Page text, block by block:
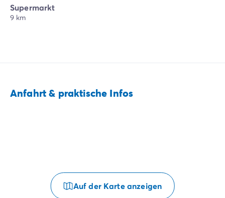
Supermarkt
9 km
Anfahrt & praktische Infos
Auf der Karte anzeigen